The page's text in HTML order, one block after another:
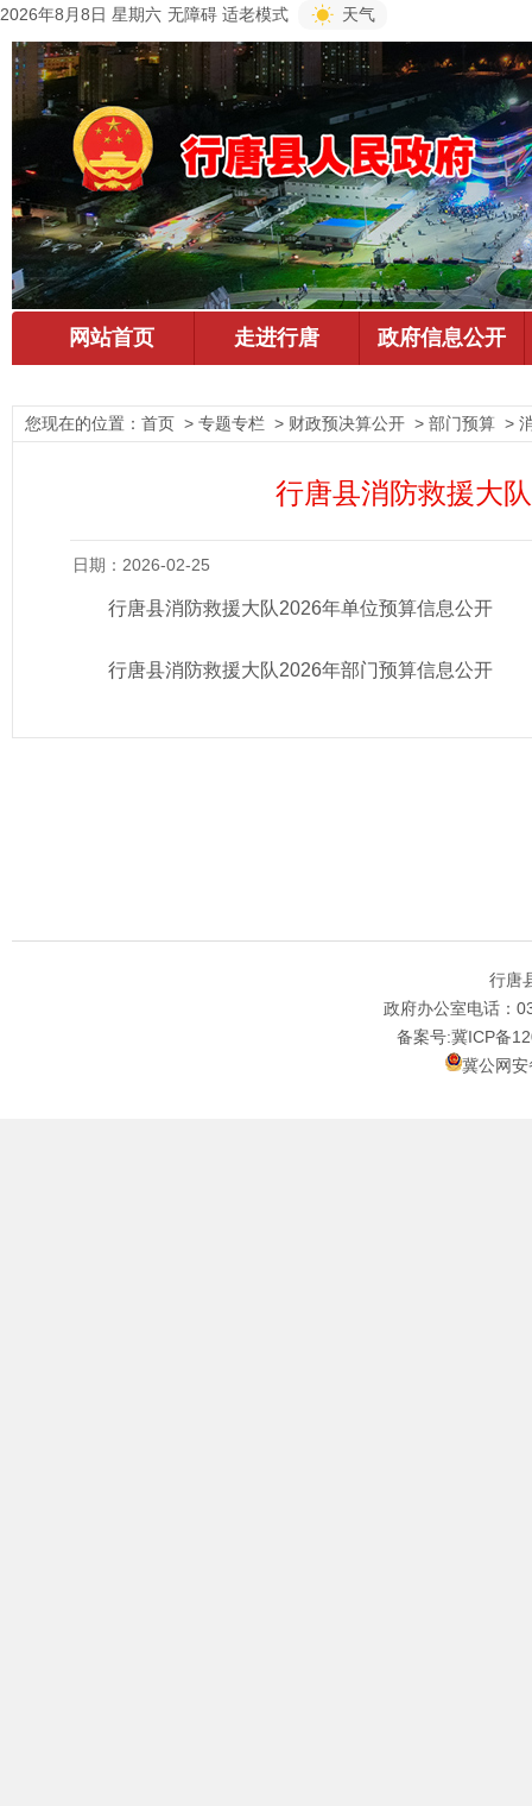
2026年8月8日 星期六 无障碍 适老模式 天气
您现在的位置： 首页 > 专题专栏 > 财政预决算公开 > 部门预算 >
行唐县消防救援大
日期：2026-02-25
行唐县消防救援大队2026年单位预算信息公开
行唐县消防救援大队2026年部门预算信息公开